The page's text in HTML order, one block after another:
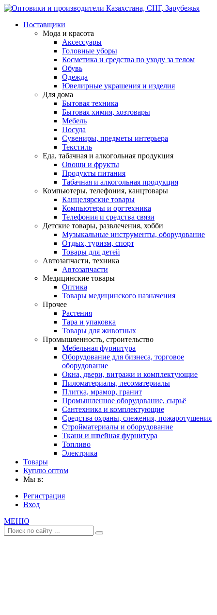
Поставщики
Мода и красота
Аксессуары
Головные уборы
Косметика и средства по уходу за телом
Обувь
Одежда
Ювелирные украшения и изделия
Для дома
Бытовая техника
Бытовая химия, хозтовары
Мебель
Посуда
Сувениры, предметы интерьера
Текстиль
Еда, табачная и алкогольная продукция
Овощи и фрукты
Продукты питания
Табачная и алкогольная продукция
Компьютеры, телефония, канцтовары
Канцелярские товары
Компьютеры и оргтехника
Телефония и средства связи
Детские товары, развлечения, хобби
Музыкальные инструменты, оборудование
Отдых, туризм, спорт
Товары для детей
Автозапчасти, техника
Автозапчасти
Медицинские товары
Оптика
Товары медицинского назначения
Прочее
Растения
Тара и упаковка
Товары для животных
Промышленность, строительство
Мебельная фурнитура
Оборудование для бизнеса, торговое
оборудование
Окна, двери, витражи и комплектующие
Пиломатериалы, лесоматериалы
Плитка, мрамор, гранит
Промышленное оборудование, сырьё
Сантехника и комплектующие
Средства охраны, слежения, пожаротушения
Стройматериалы и оборудование
Ткани и швейная фурнитура
Топливо
Электрика
Товары
Куплю оптом
Мы в:
Регистрация
Вход
МЕНЮ